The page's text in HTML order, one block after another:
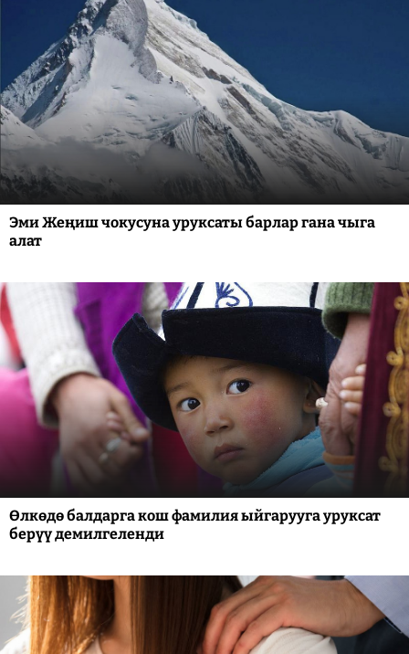
Эми Жеңиш чокусуна уруксаты барлар гана чыга
алат
Өлкөдө балдарга кош фамилия ыйгарууга уруксат
берүү демилгеленди